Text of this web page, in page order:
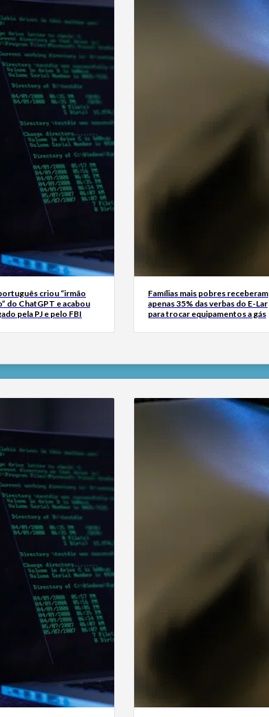
criou “irmão
do ChatGPT e acabou
pela PJ e pelo FBI
Famílias mais pobres receberam
apenas 35% das verbas do E-Lar
para trocar equipamentos a gás